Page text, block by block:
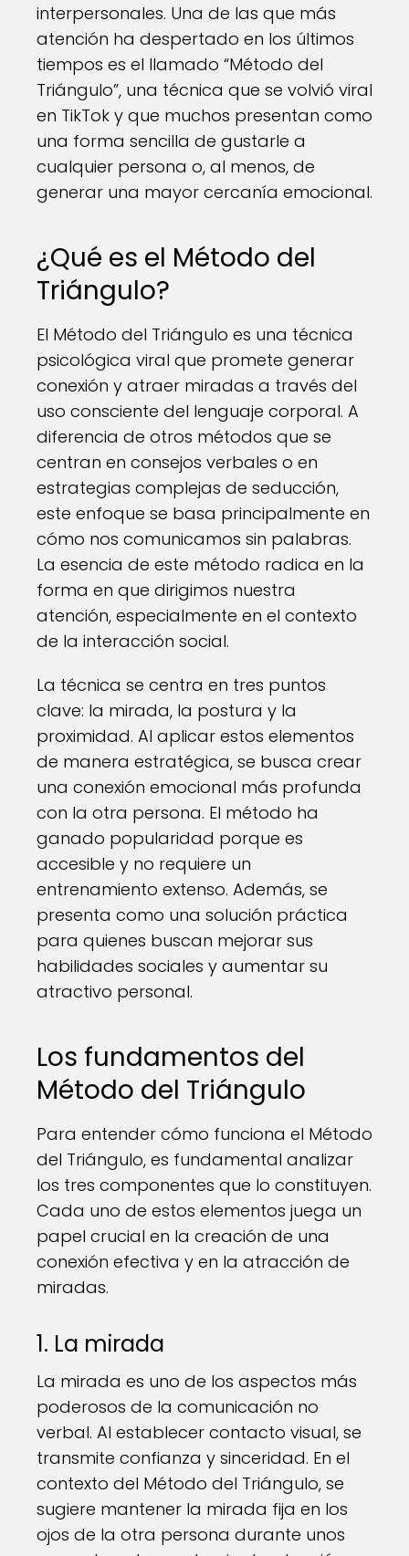
interpersonales. Una de las que más
atención ha despertado en los últimos
tiempos es el llamado “Método del
Triángulo”, una técnica que se volvió viral
en TikTok y que muchos presentan como
una forma sencilla de gustarle a
cualquier persona o, al menos, de
generar una mayor cercanía emocional.
¿Qué es el Método del
Triángulo?
El Método del Triángulo es una técnica
psicológica viral que promete generar
conexión y atraer miradas a través del
uso consciente del lenguaje corporal. A
diferencia de otros métodos que se
centran en consejos verbales o en
estrategias complejas de seducción,
este enfoque se basa principalmente en
cómo nos comunicamos sin palabras.
La esencia de este método radica en la
forma en que dirigimos nuestra
atención, especialmente en el contexto
de la interacción social.
La técnica se centra en tres puntos
clave: la mirada, la postura y la
proximidad. Al aplicar estos elementos
de manera estratégica, se busca crear
una conexión emocional más profunda
con la otra persona. El método ha
ganado popularidad porque es
accesible y no requiere un
entrenamiento extenso. Además, se
presenta como una solución práctica
para quienes buscan mejorar sus
habilidades sociales y aumentar su
atractivo personal.
Los fundamentos del
Método del Triángulo
Para entender cómo funciona el Método
del Triángulo, es fundamental analizar
los tres componentes que lo constituyen.
Cada uno de estos elementos juega un
papel crucial en la creación de una
conexión efectiva y en la atracción de
miradas.
1. La mirada
La mirada es uno de los aspectos más
poderosos de la comunicación no
verbal. Al establecer contacto visual, se
transmite confianza y sinceridad. En el
contexto del Método del Triángulo, se
sugiere mantener la mirada fija en los
ojos de la otra persona durante unos